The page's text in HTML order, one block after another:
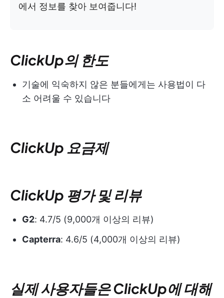
에서 정보를 찾아 보여줍니다!
ClickUp의 한도
기술에 익숙하지 않은 분들에게는 사용법이 다
소 어려울 수 있습니다
ClickUp 요금제
ClickUp 평가 및 리뷰
G2: 4.7/5 (9,000개 이상의 리뷰)
Capterra: 4.6/5 (4,000개 이상의 리뷰)
실제 사용자들은 ClickUp에 대해